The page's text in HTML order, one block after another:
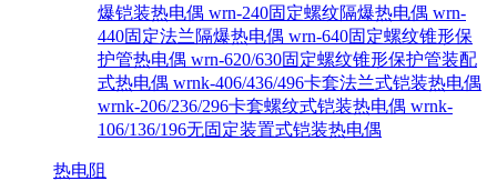
爆铠装热电偶 wrn-240固定螺纹隔爆热电偶 wrn-
440固定法兰隔爆热电偶 wrn-640固定螺纹锥形保
护管热电偶 wrn-620/630固定螺纹锥形保护管装配
式热电偶 wrnk-406/436/496卡套法兰式铠装热电偶
wrnk-206/236/296卡套螺纹式铠装热电偶 wrnk-
106/136/196无固定装置式铠装热电偶
热电阻